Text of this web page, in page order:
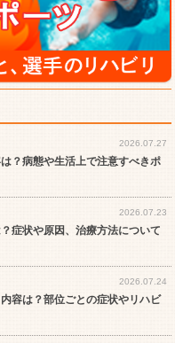
2026.07.27
？病態や生活上で注意すべきポ
2026.07.23
症状や原因、治療方法について
2026.07.24
容は？部位ごとの症状やリハビ